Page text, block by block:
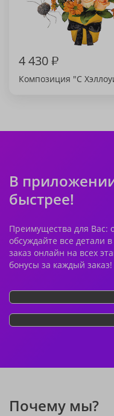
4 430₽
Композиция "С
В
быстрее!
Преимущества для Вас:
обсуждайте все детали
заказ онлайн на всех
бонусы за каждый заказ!
Почему мы?